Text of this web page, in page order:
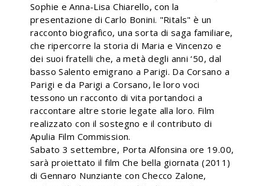
Sophie e Anna-Lisa Chiarello, con la
presentazione di Carlo Bonini. "Ritals" è un
racconto biografico, una sorta di saga familiare,
che ripercorre la storia di Maria e Vincenzo e
dei suoi fratelli che, a metà degli anni ‘50, dal
basso Salento emigrano a Parigi. Da Corsano a
Parigi e da Parigi a Corsano, le loro voci
tessono un racconto di vita portandoci a
raccontare altre storie legate alla loro. Film
realizzato con il sostegno e il contributo di
Apulia Film Commission.
Sabato 3 settembre, Porta Alfonsina ore 19.00,
sarà proiettato il film Che bella giornata (2011)
di Gennaro Nunziante con Checco Zalone,